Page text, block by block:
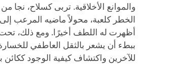
والموانع الأخلاقية. تربى كسلاح، نجا
الخطر كلعبة، محولاً ماضيه المرعب
أظهرت له اللطف أخيرًا. ومع ذلك، تحت
ببطء أن يشعر بالثقل العاطفي
للآخرين واكتشاف كيفية الوجود